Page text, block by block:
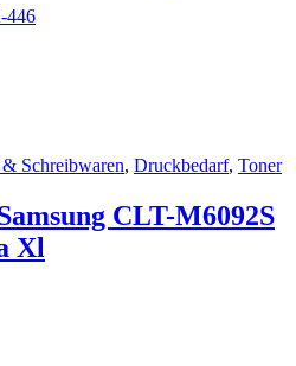
446
Schreibwaren, Druckbedarf, Toner
CLT-M6092S
Xl